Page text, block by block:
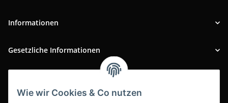
Wie wir Cookies & Co nutzen
Informationen
Gesetzliche Informationen